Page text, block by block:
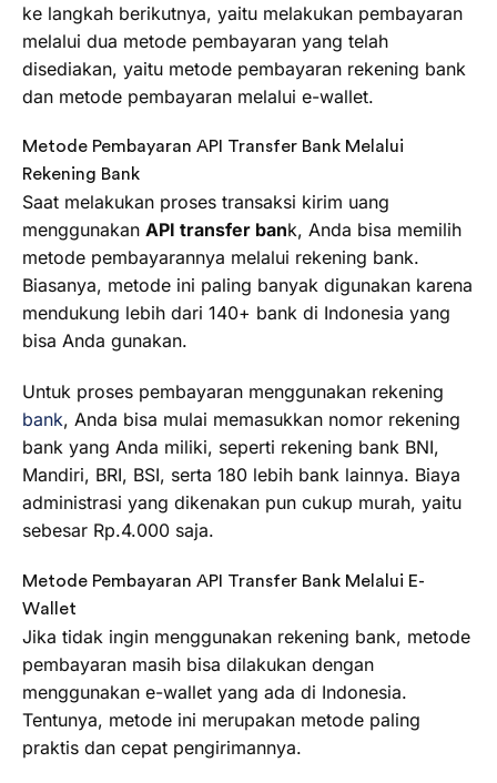
ke langkah berikutnya, yaitu melakukan pembayaran
melalui dua metode pembayaran yang telah
disediakan, yaitu metode pembayaran rekening bank
dan metode pembayaran melalui e-wallet.
Metode Pembayaran API Transfer Bank Melalui
Rekening Bank
Saat melakukan proses transaksi kirim uang
menggunakan API transfer bank, Anda bisa memilih
metode pembayarannya melalui rekening bank.
Biasanya, metode ini paling banyak digunakan karena
mendukung lebih dari 140+ bank di Indonesia yang
bisa Anda gunakan.
Untuk proses pembayaran menggunakan rekening
bank, Anda bisa mulai memasukkan nomor rekening
bank yang Anda miliki, seperti rekening bank BNI,
Mandiri, BRI, BSI, serta 180 lebih bank lainnya. Biaya
administrasi yang dikenakan pun cukup murah, yaitu
sebesar Rp.4.000 saja.
Metode Pembayaran API Transfer Bank Melalui E-
Wallet
Jika tidak ingin menggunakan rekening bank, metode
pembayaran masih bisa dilakukan dengan
menggunakan e-wallet yang ada di Indonesia.
Tentunya, metode ini merupakan metode paling
praktis dan cepat pengirimannya.